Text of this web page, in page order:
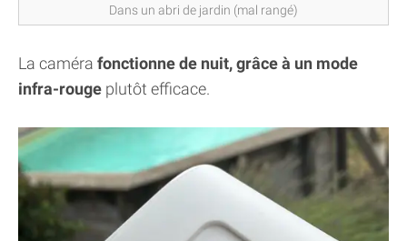
Dans un abri de jardin (mal rangé)
La caméra fonctionne de nuit, grâce à un mode
infra-rouge plutôt efficace.